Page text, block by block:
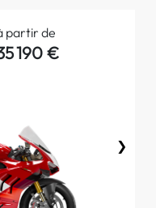
partir de
190 €
❯